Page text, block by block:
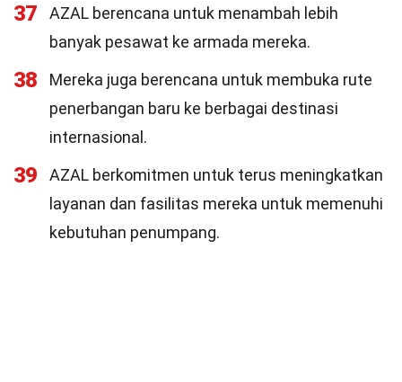
37
AZAL berencana untuk menambah lebih
banyak pesawat ke armada mereka.
38
Mereka juga berencana untuk membuka rute
penerbangan baru ke berbagai destinasi
internasional.
39
AZAL berkomitmen untuk terus meningkatkan
layanan dan fasilitas mereka untuk memenuhi
kebutuhan penumpang.